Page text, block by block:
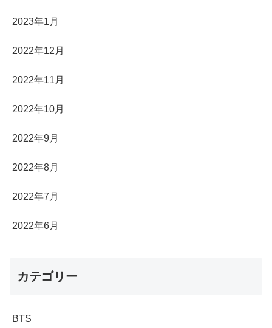
2023年1月
2022年12月
2022年11月
2022年10月
2022年9月
2022年8月
2022年7月
2022年6月
カテゴリー
BTS